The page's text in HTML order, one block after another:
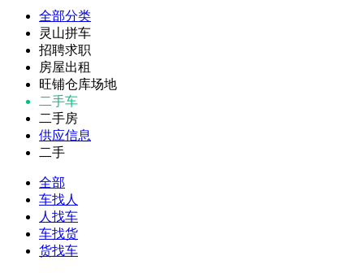
全部分类
灵山拼车
招聘求职
房屋出租
旺铺仓库场地
二手车
二手房
供应信息
二手
全部
车找人
人找车
车找货
货找车